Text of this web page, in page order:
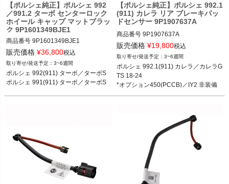
【ポルシェ純正】ポルシェ 992
／991.2 ターボ センターロック
ホイール キャップ マットブラッ
ク 9P1601349BJE1
商品番号 9P1601349BJE1
ポルシェ 992(911) ターボ／ターボS 2
0-
ポルシェ 991(911) ターボ／ターボS 1
4-19
販売価格 ¥36,800税込
3~6週間
ポルシェ 992(911) ターボ／ターボS
ポルシェ 991(911) ターボ／ターボS
【ポルシェ純正】ポルシェ 992.1
(911) カレラ リア ブレーキパッ
ドセンサー 9P1907637A
商品番号 9P1907637A
ポルシェ 992.1(911) カレラ／カレラS
／カレラ4／カレラ4S／カレラGTS／
カレラGTS 18-24
*オプション450(PCCB)／IY2 非装備
モデル
販売価格 ¥19,800税込
3~6週間
ポルシェ 992.1(911) カレラ／カレラG
TS 18-24
*オプション450(PCCB)／IY2 非装備